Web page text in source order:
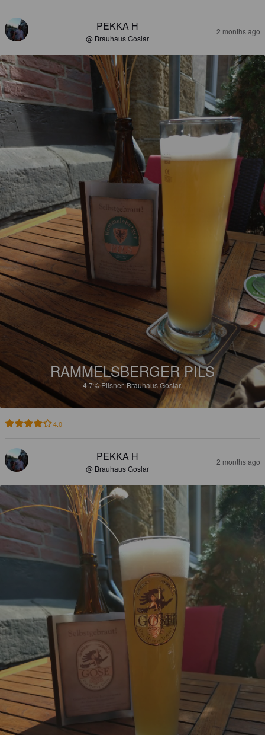
PEKKA H
@ Brauhaus Goslar
2 months ago
RAMMELSBERGER PILS
4.7%Pilsner.Brauhaus Goslar.
4.0
PEKKA H
@ Brauhaus Goslar
2 months ago